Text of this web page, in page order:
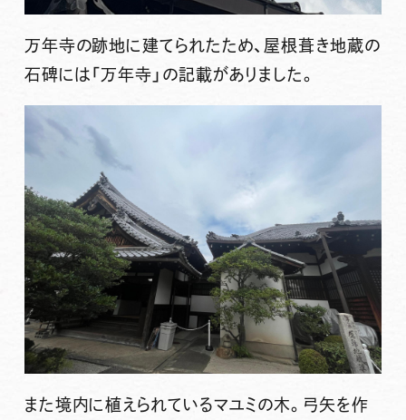
万年寺の跡地に建てられたため、屋根葺き地蔵の
石碑には「万年寺」の記載がありました。
また境内に植えられているマユミの木。弓矢を作